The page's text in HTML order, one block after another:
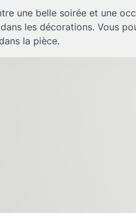
une belle soirée et une
les décorations. Vous
la pièce.